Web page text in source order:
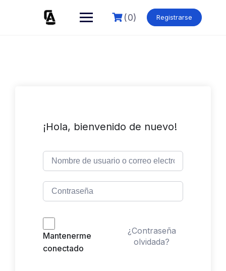
(0) Registrarse
¡Hola, bienvenido de nuevo!
Mantenerme
conectado
¿Contraseña
olvidada?